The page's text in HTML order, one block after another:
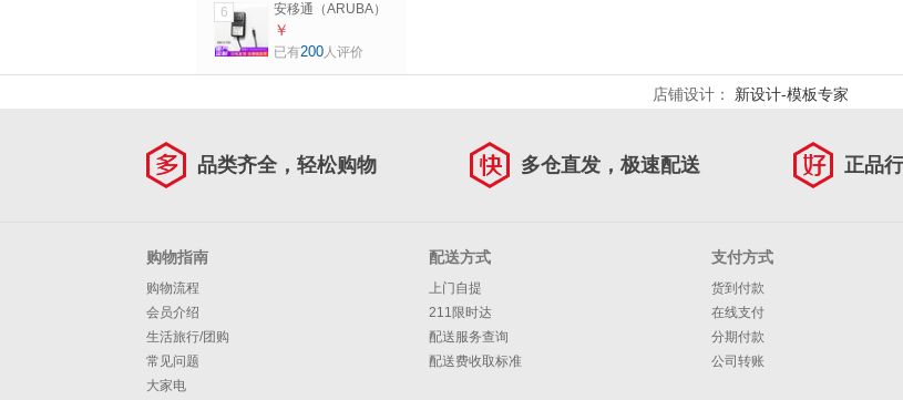
6
安移通（ARUBA）
供电模块/DC电源
适配器(国内定制版)
￥
已有200人评价
店铺设计： 新设计-模板专家
品类齐全，轻松购物 多仓直发，极速配送 正品
购物指南
购物流程
会员介绍
生活旅行/团购
常见问题
大家电
配送方式
上门自提
211限时达
配送服务查询
配送费收取标准
支付方式
货到付款
在线支付
分期付款
公司转账